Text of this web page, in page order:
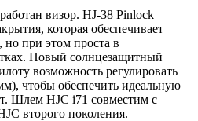
визор. HJ-38 Pinlock
которая обеспечивает
при этом проста в
Новый солнцезащитный
возможность регулировать
чтобы обеспечить идеальную
Шлем HJC i71 совместим с
второго поколения.